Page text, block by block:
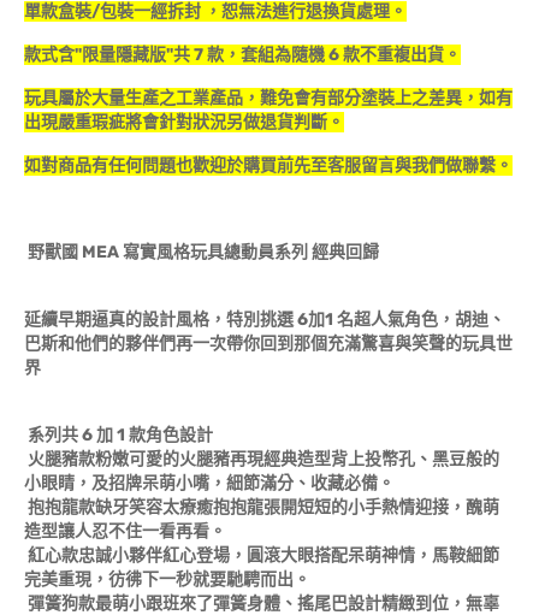
單款盒裝/包裝一經拆封 ，恕無法進行退換貨處理。
款式含"限量隱藏版"共 7 款，套組為隨機 6 款不重複出貨。
玩具屬於大量生產之工業產品，難免會有部分塗裝上之差異，如有
出現嚴重瑕疵將會針對狀況另做退貨判斷。
如對商品有任何問題也歡迎於購買前先至客服留言與我們做聯繫。
野獸國 MEA 寫實風格玩具總動員系列 經典回歸
延續早期逼真的設計風格，特別挑選 6加1 名超人氣角色，胡迪、
巴斯和他們的夥伴們再一次帶你回到那個充滿驚喜與笑聲的玩具世
界
系列共 6 加 1 款角色設計
火腿豬款粉嫩可愛的火腿豬再現經典造型背上投幣孔、黑豆般的
小眼睛，及招牌呆萌小嘴，細節滿分、收藏必備。
抱抱龍款缺牙笑容太療癒抱抱龍張開短短的小手熱情迎接，醜萌
造型讓人忍不住一看再看。
紅心款忠誠小夥伴紅心登場，圓滾大眼搭配呆萌神情，馬鞍細節
完美重現，彷彿下一秒就要馳騁而出。
彈簧狗款最萌小跟班來了彈簧身體、搖尾巴設計精緻到位，無辜